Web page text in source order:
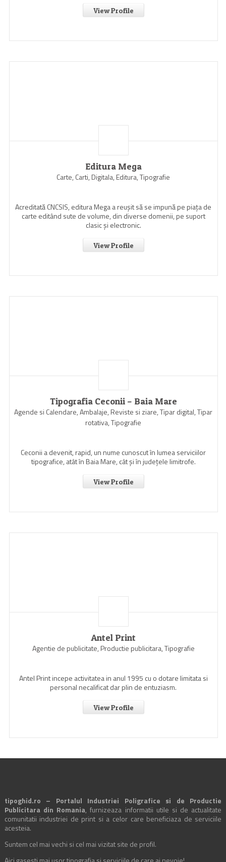
View Profile
Editura Mega
Carte, Carti, Digitala, Editura, Tipografie
Acreditată CNCSIS, editura Mega a reuşit să se impună pe piaţa de
carte editând sute de volume, din diverse domenii, pe suport
clasic şi electronic.
View Profile
Tipografia Ceconii – Baia Mare
Agende si Calendare, Ambalaje, Reviste si ziare, Tipar digital, Tipar
rotativa, Tipografie
Ceconii a devenit, rapid, un nume cunoscut în lumea serviciilor
tipografice, atât în Baia Mare, cât şi în judeţele limitrofe.
View Profile
Antel Print
Agentie de publicitate, Productie publicitara, Tipografie
Antel Print incepe activitatea in anul 1995 cu o dotare limitata si
personal necalificat dar plin de entuziasm.
View Profile
tipoghid.ro – Portalul Industriei Poligrafice si de Productie
Publicitara din Romania, furnizeaza informatii utile si de actualitate
comunitatii industriei de print si a celor care beneficiaza de serviciile
acesteia.
Suntem cel mai vechi si cel mai vizitat site de profil.